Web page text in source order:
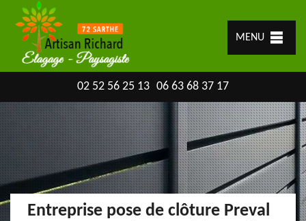
MENU
02 52 56 25 13 06 63 68 37 17
Entreprise pose de clôture Preval